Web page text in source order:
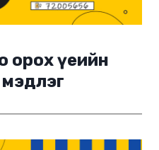
орох үеийн